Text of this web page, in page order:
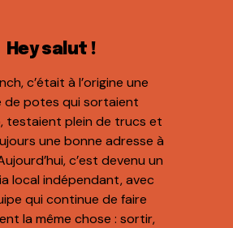
Hey salut !
c’était à l’origine une
de potes qui sortaient
testaient plein de trucs et
une bonne adresse à
c’est devenu un
local indépendant, avec
qui continue de faire
la même chose : sortir,